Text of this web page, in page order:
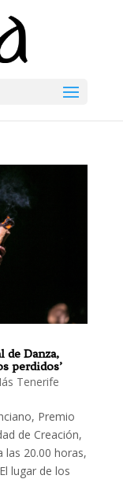
de Danza,
perdidos’
Tenerife
Premio
de Creación,
las 20.00 horas,
lugar de los